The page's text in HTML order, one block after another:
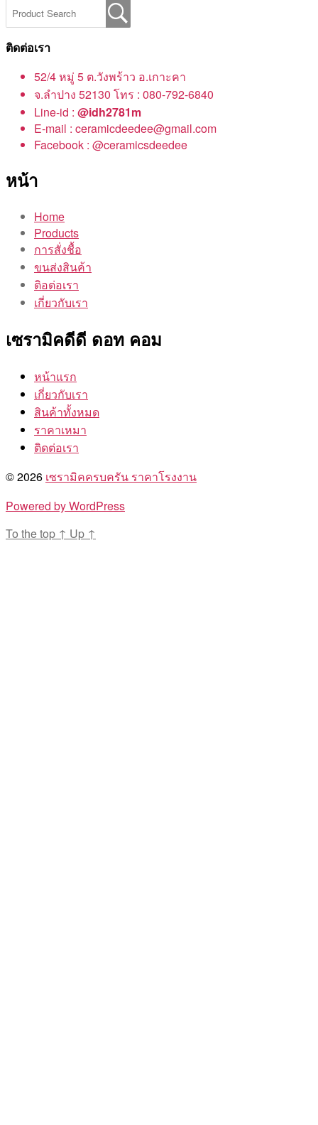
ติดต่อเรา
52/4 หมู่ 5 ต.วังพร้าว อ.เกาะคา
จ.ลำปาง 52130 โทร : 080-792-6840
Line-id : @idh2781m
E-mail : ceramicdeedee@gmail.com
Facebook : @ceramicsdeedee
หน้า
Home
Products
การสั่งชื้อ
ขนส่งสินค้า
ติอต่อเรา
เกี่ยวกับเรา
เซรามิคดีดี ดอท คอม
หน้าแรก
เกี่ยวกับเรา
สินค้าทั้งหมด
ราคาเหมา
ติดต่อเรา
© 2026 เซรามิคครบครัน ราคาโรงงาน
Powered by WordPress
To the top ↑ Up ↑